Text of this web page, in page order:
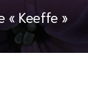
« Keeffe »